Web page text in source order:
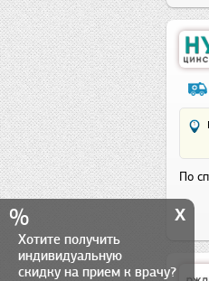
По
% x
Хотите получить
индивидуальную
скидку на прием к врачу?